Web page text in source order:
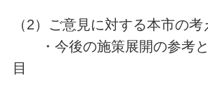
（2）ご意見に対する本市の考
・今後の施策展開の参考
目